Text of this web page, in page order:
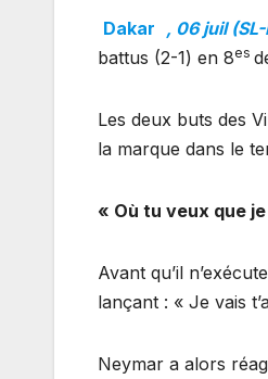
Dakar , 06 juil
battus (2-1) en 8es
Les deux buts des
la marque dans le
« Où tu veux que
Avant qu’il
lançant : « Je vais
Neymar a alors